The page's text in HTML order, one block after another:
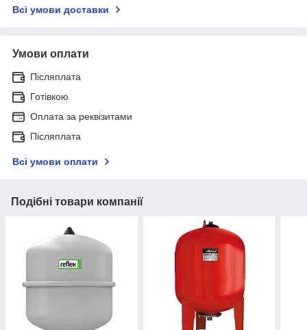
Всі умови доставки
Умови оплати
Післяплата
Готівкою
Оплата за реквізитами
Післяплата
Всі умови оплати
Подібні товари компанії